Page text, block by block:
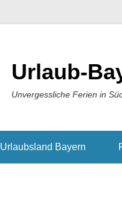
Urlaub-
Unvergessliche Ferien in
Urlaubsland Bayern